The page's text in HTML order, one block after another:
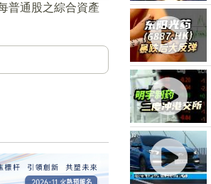
普通股之綜合資產